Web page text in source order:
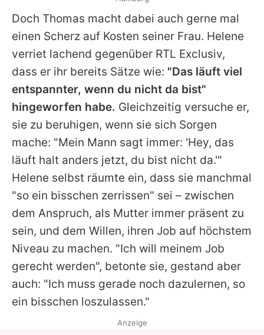
Doch Thomas macht dabei auch gerne mal
einen Scherz auf Kosten seiner Frau. Helene
verriet lachend gegenüber RTL Exclusiv,
dass er ihr bereits Sätze wie: "Das läuft viel
entspannter, wenn du nicht da bist"
hingeworfen habe. Gleichzeitig versuche er,
sie zu beruhigen, wenn sie sich Sorgen
mache: "Mein Mann sagt immer: 'Hey, das
läuft halt anders jetzt, du bist nicht da.'"
Helene selbst räumte ein, dass sie manchmal
"so ein bisschen zerrissen" sei – zwischen
dem Anspruch, als Mutter immer präsent zu
sein, und dem Willen, ihren Job auf höchstem
Niveau zu machen. "Ich will meinem Job
gerecht werden", betonte sie, gestand aber
auch: "Ich muss gerade noch dazulernen, so
ein bisschen loszulassen."
Anzeige